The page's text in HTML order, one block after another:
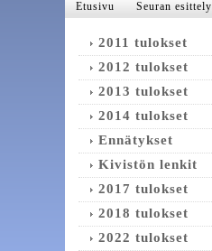
Etusivu Seuran esittely
2011 tulokset
2012 tulokset
2013 tulokset
2014 tulokset
Ennätykset
Kivistön lenkit
2017 tulokset
2018 tulokset
2022 tulokset